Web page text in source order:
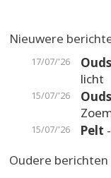
Nieuwere
17/07/'26
licht
15/07/'26
15/07/'26 Pelt
Oudere berichten